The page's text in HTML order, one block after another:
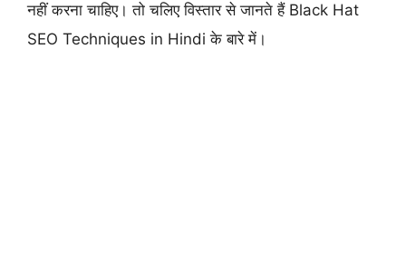
नहीं करना चाहिए। तो चलिए विस्तार से जानते हैं Black Hat
SEO Techniques in Hindi के बारे में।